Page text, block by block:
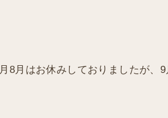
8月はお休みしておりましたが、9